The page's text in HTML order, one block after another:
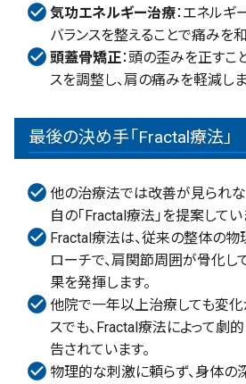
気功エネルギー治療：エネルギ
バランスを整えることで痛みを和
頭蓋骨矯正：頭の歪みを正すこ
スを調整し、肩の痛みを軽減しま
最後の決め手「Fractal療法」
他の治療法では改善が見られな
自の「Fractal療法」を提案してい
Fractal療法は、従来の整体の
ローチで、肩関節周囲が骨化し
果を発揮します。
他院で一年以上治療しても変
スでも、Fractal療法によって劇
告されています。
物理的な刺激に頼らず、身体の